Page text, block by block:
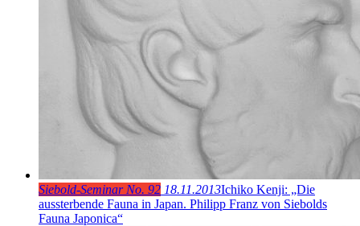
Siebold-Seminar No. 92 18.11.2013Ichiko Kenji: „Die
aussterbende Fauna in Japan. Philipp Franz von Siebolds
Fauna Japonica“